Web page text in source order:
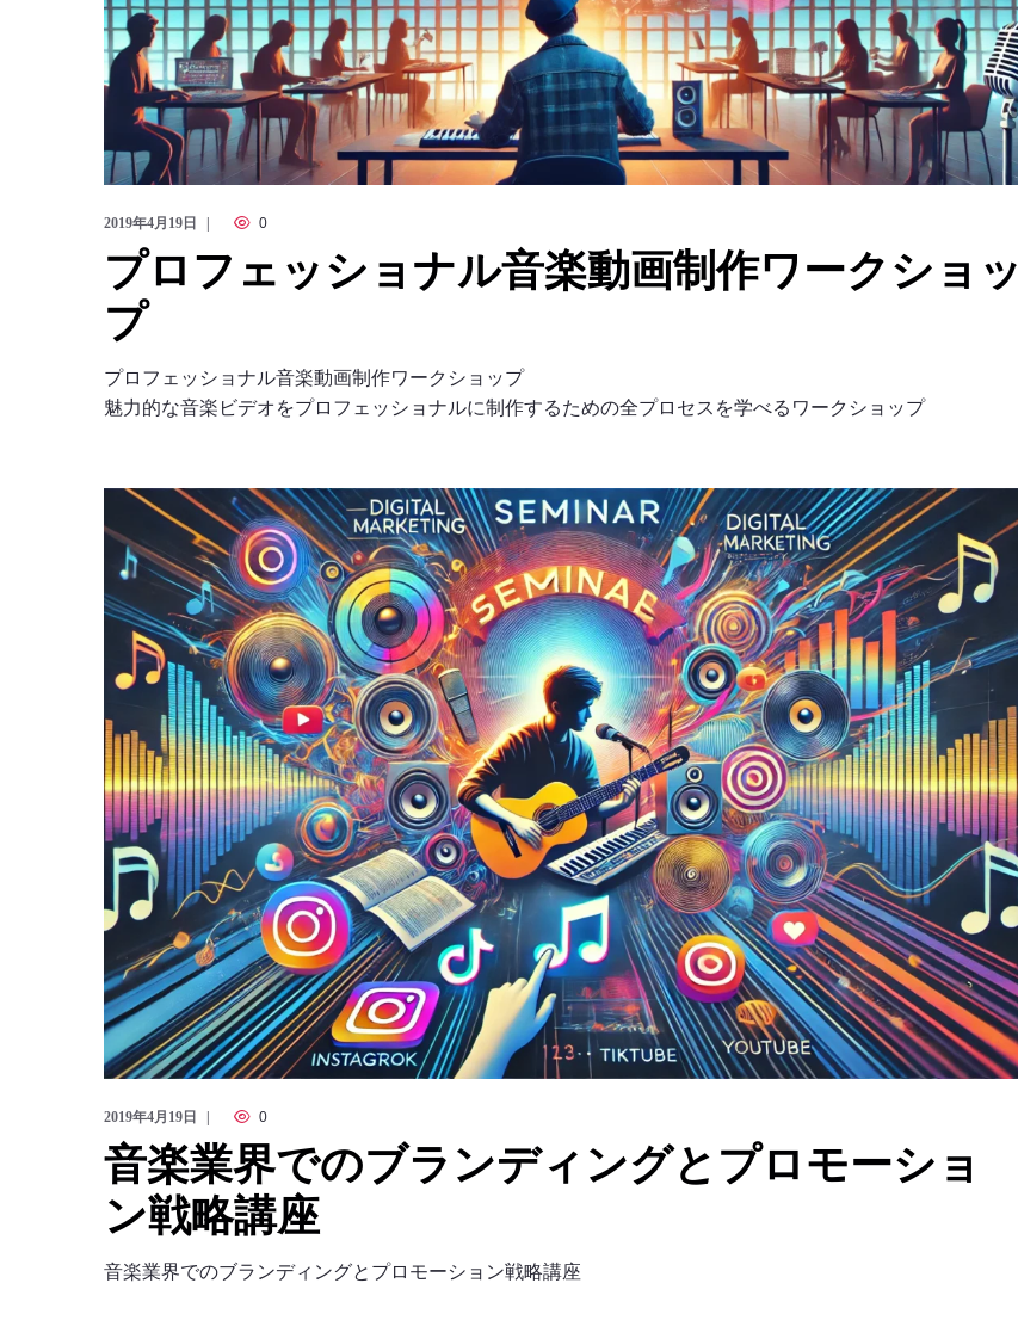
2019年4月19日 0
プロフェッショナル音楽動画制作ワークショッ
プ
プロフェッショナル音楽動画制作ワークショップ
魅力的な音楽ビデオをプロフェッショナルに制作するための全プロセスを学べるワークショップ
2019年4月19日 0
音楽業界でのブランディングとプロモーショ
ン戦略講座
音楽業界でのブランディングとプロモーション戦略講座